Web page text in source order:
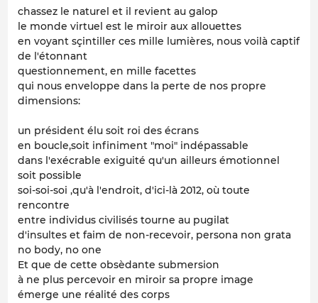
chassez le naturel et il revient au galop
le monde virtuel est le miroir aux allouettes
en voyant sçintiller ces mille lumières, nous voilà captif
de l'étonnant
questionnement, en mille facettes
qui nous enveloppe dans la perte de nos propre
dimensions:
un président élu soit roi des écrans
en boucle,soit infiniment "moi" indépassable
dans l'exécrable exiguité qu'un ailleurs émotionnel
soit possible
soi-soi-soi ,qu'à l'endroit, d'ici-là 2012, où toute
rencontre
entre individus civilisés tourne au pugilat
d'insultes et faim de non-recevoir, persona non grata
no body, no one
Et que de cette obsèdante submersion
à ne plus percevoir en miroir sa propre image
émerge une réalité des corps